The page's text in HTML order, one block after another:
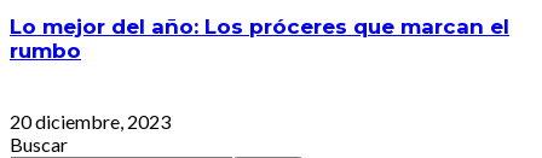
Lo mejor del año: Los próceres que marcan el
rumbo
20 diciembre, 2023
Buscar